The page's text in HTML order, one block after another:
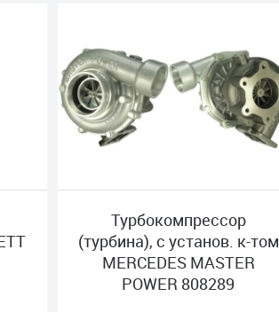
Турбокомпрессор
(турбина), с установ. к-том
ISUZU MASTER POWER
805345